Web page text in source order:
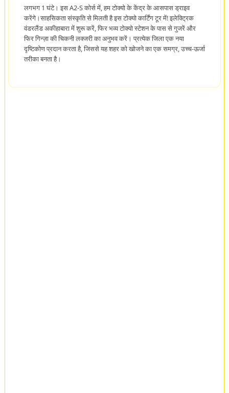
लगभग 1 घंटे। इस A2-S कोर्स में, हम टोक्यो के केंद्र के आसपास ड्राइव
करेंगे।साहसिकता संस्कृति से मिलती है इस टोक्यो कार्टिंग टूर में! इलेक्ट्रिक
वंडरलैंड अकीहाबारा में शुरू करें, फिर भव्य टोक्यो स्टेशन के पास से गुजरें और
फिर गिन्ज़ा की चिकनी लक्जरी का अनुभव करें। प्रत्येक जिला एक नया
दृष्टिकोण प्रदान करता है, जिससे यह शहर को खोजने का एक समग्र, उच्च-ऊर्जा
तरीका बनता है।